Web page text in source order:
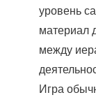
уровень
материал
между
Игра